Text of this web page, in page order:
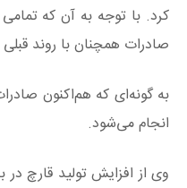
کرد. با توجه به آن که
صادرات همچنان با روند
به گونه‌ای که هم‌اکنون
انجام می‌شود.